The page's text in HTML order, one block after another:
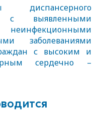
диспансерного
с выявленными
заболеваниями
с высоким и
сердечно –